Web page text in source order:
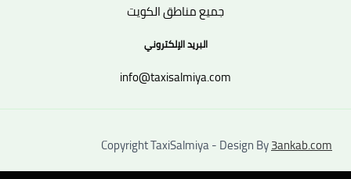
جميع مناطق الكويت
البريد الإلكتروني
info@taxisalmiya.com
Copyright TaxiSalmiya - Design By3ankab.com